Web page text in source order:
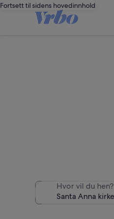
Fortsett til sidens hovedinnhold
Hvor vil du hen?